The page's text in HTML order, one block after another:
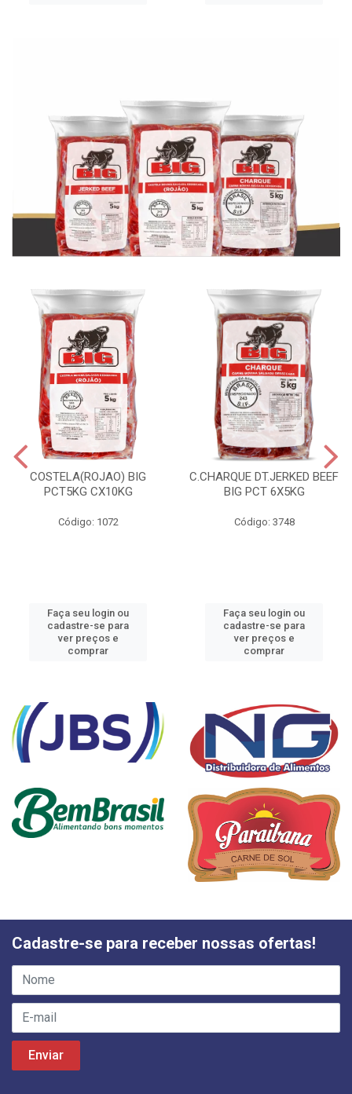
COSTELA(ROJAO) BIG
PCT5KG CX10KG
Código: 1072
Faça seu login ou
cadastre-se para
ver preços e
comprar
C.CHARQUE DT.JERKED BEEF
BIG PCT 6X5KG
Código: 3748
Faça seu login ou
cadastre-se para
ver preços e
comprar
Cadastre-se para receber nossas ofertas!